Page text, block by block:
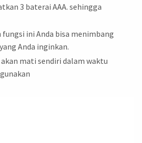
3 baterai AAA. sehingga
fungsi ini Anda bisa menimbang
Anda inginkan.
mati sendiri dalam waktu